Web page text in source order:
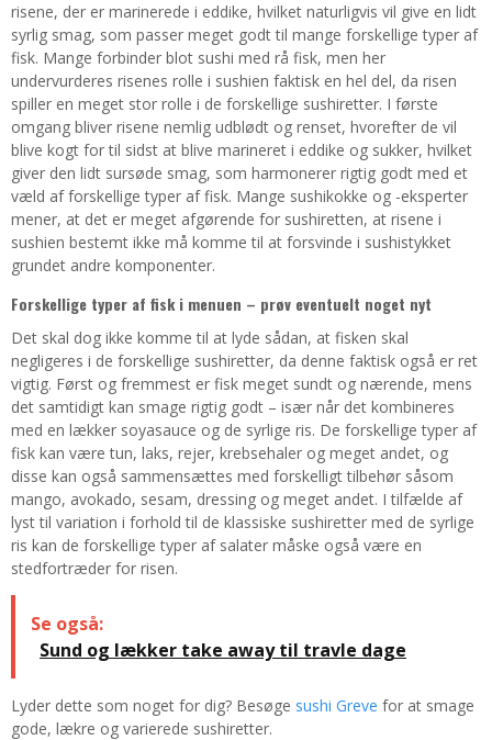
risene, der er marinerede i eddike, hvilket naturligvis vil give en lidt
syrlig smag, som passer meget godt til mange forskellige typer af
fisk. Mange forbinder blot sushi med rå fisk, men her
undervurderes risenes rolle i sushien faktisk en hel del, da risen
spiller en meget stor rolle i de forskellige sushiretter. I første
omgang bliver risene nemlig udblødt og renset, hvorefter de vil
blive kogt for til sidst at blive marineret i eddike og sukker, hvilket
giver den lidt sursøde smag, som harmonerer rigtig godt med et
væld af forskellige typer af fisk. Mange sushikokke og -eksperter
mener, at det er meget afgørende for sushiretten, at risene i
sushien bestemt ikke må komme til at forsvinde i sushistykket
grundet andre komponenter.
Forskellige typer af fisk i menuen – prøv eventuelt noget nyt
Det skal dog ikke komme til at lyde sådan, at fisken skal
negligeres i de forskellige sushiretter, da denne faktisk også er ret
vigtig. Først og fremmest er fisk meget sundt og nærende, mens
det samtidigt kan smage rigtig godt – især når det kombineres
med en lækker soyasauce og de syrlige ris. De forskellige typer af
fisk kan være tun, laks, rejer, krebsehaler og meget andet, og
disse kan også sammensættes med forskelligt tilbehør såsom
mango, avokado, sesam, dressing og meget andet. I tilfælde af
lyst til variation i forhold til de klassiske sushiretter med de syrlige
ris kan de forskellige typer af salater måske også være en
stedfortræder for risen.
Se også:
Sund og lækker take away til travle dage
Lyder dette som noget for dig? Besøge sushi Greve for at smage
gode, lækre og varierede sushiretter.